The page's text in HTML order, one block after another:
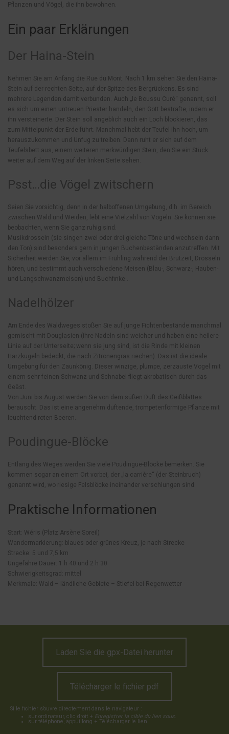
Pflanzen und Vögel, die ihn bewohnen.
Ein paar Erklärungen
Der Haina-Stein
Nehmen Sie am Anfang die Rue du Mont. Nach 1 km sehen Sie den Haina-
Stein auf der rechten Seite, auf der Spitze des Bergrückens. Es sind
mehrere Legenden damit verbunden. Auch „le Boussu Curé“ genannt, soll
es sich um einen untreuen Priester handeln, den Gott bestrafte, indem er
ihn versteinerte. Der Stein soll angeblich auch ein Loch blockieren, das
zum Mittelpunkt der Erde führt. Manchmal hebt der Teufel ihn hoch, um
herauszukommen und Unfug zu treiben. Dann ruht er sich auf dem
Teufelsbett aus, einem weiteren merkwürdigen Stein, den Sie ein Stück
weiter auf dem Weg auf der linken Seite sehen.
Psst…die Vögel zwitschern
Seien Sie vorsichtig, denn in der halboffenen Umgebung, d.h. im Bereich
zwischen Wald und Weiden, lebt eine Vielzahl von Vögeln. Sie können sie
beobachten, wenn Sie ganz ruhig sind.
Musikdrosseln (sie singen zwei oder drei gleiche Töne und wechseln dann
den Ton) sind besonders gern in jungen Buchenbeständen anzutreffen. Mit
Sicherheit werden Sie, vor allem im Frühling während der Brutzeit, Drosseln
hören, und bestimmt auch verschiedene Meisen (Blau-, Schwarz-, Hauben-
und Langschwanzmeisen) und Buchfinke…
Nadelhölzer
Am Ende des Waldweges stoßen Sie auf junge Fichtenbestände manchmal
gemischt mit Douglasien (ihre Nadeln sind weicher und haben eine hellere
Linie auf der Unterseite; wenn sie jung sind, ist die Rinde mit kleinen
Harzkugeln bedeckt, die nach Zitronengras riechen). Das ist die ideale
Umgebung für den Zaunkönig. Dieser winzige, plumpe, zerzauste Vogel mit
einem sehr feinen Schwanz und Schnabel fliegt akrobatisch durch das
Geäst.
Von Juni bis August werden Sie von dem süßen Duft des Geißblattes
berauscht. Das ist eine angenehm duftende, trompetenförmige Pflanze mit
leuchtend roten Beeren.
Poudingue-Blöcke
Entlang des Weges werden Sie viele Poudingue-Blöcke bemerken. Sie
kommen sogar an einem Ort vorbei, der „la carrière“ (der Steinbruch)
genannt wird, wo riesige Felsblöcke ineinander verschlungen sind.
Praktische Informationen
Start: Wéris (Platz Arsène Soreil)
Wandermarkierung: blaues oder grünes Kreuz, je nach Strecke
Strecke: 5 und 7,5 km
Ungefähre Dauer: 1 h 40 und 2 h 30
Schwierigkeitsgrad: mittel
Merkmale: Wald – ländliche Gebiete – Stiefel bei Regenwetter
Laden Sie die gpx-Datei herunter
Télécharger le fichier pdf
Si le fichier s’ouvre directement dans le navigateur :
sur ordinateur, clic droit + Enregistrer la cible du lien sous.
sur téléphone, appui long + Télécharger le lien